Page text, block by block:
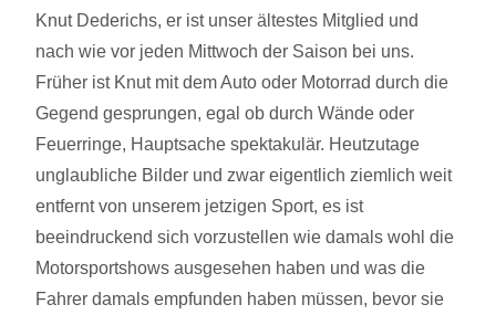
Knut Dederichs, er ist unser ältestes Mitglied und
nach wie vor jeden Mittwoch der Saison bei uns.
Früher ist Knut mit dem Auto oder Motorrad durch die
Gegend gesprungen, egal ob durch Wände oder
Feuerringe, Hauptsache spektakulär. Heutzutage
unglaubliche Bilder und zwar eigentlich ziemlich weit
entfernt von unserem jetzigen Sport, es ist
beeindruckend sich vorzustellen wie damals wohl die
Motorsportshows ausgesehen haben und was die
Fahrer damals empfunden haben müssen, bevor sie